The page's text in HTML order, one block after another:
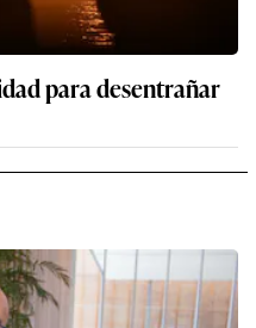
para desentrañar